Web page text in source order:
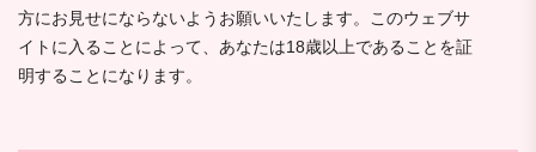
方にお見せにならないようお願いいたします。このウェブサ
イトに入ることによって、あなたは18歳以上であることを証
明することになります。